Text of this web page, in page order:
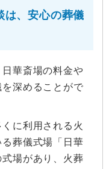
は、安心の葬儀
華斎場の料金や
深めることがで
に利用される火
葬儀式場「日華
場があり、火葬